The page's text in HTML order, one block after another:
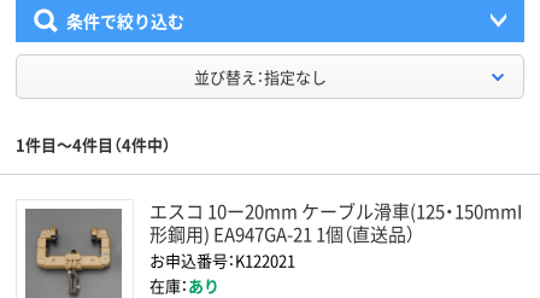
条件で絞り込む
並び替え：指定なし
1件目～4件目（4件中）
エスコ 10ー20mm ケーブル滑車(125・150mmI
形鋼用) EA947GA-21 1個（直送品）
お申込番号：K122021
在庫：あり